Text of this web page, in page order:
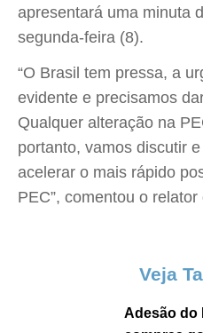
apresentará uma minuta
segunda-feira (8).
“O Brasil tem pressa, a
evidente e precisamos
Qualquer alteração na
portanto, vamos discutir
acelerar o mais rápido
PEC”, comentou o
Veja
Adesão do